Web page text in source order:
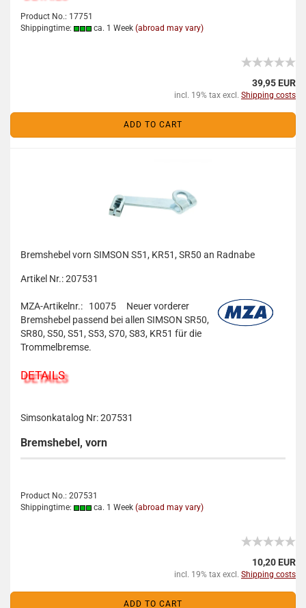
Product No.: 17751
Shippingtime:
ca. 1 Week (abroad may vary)
39,95 EUR
incl. 19% tax excl. Shipping costs
ADD TO CART
Bremshebel vorn SIMSON S51, KR51, SR50 an Radnabe
Artikel Nr.: 207531
MZA-Artikelnr.: 10075
Neuer vorderer
Bremshebel passend bei allen SIMSON SR50,
SR80, S50, S51, S53, S70, S83, KR51 für die
Trommelbremse.
DETAILS
Simsonkatalog Nr: 207531
Bremshebel, vorn
Product No.: 207531
Shippingtime:
ca. 1 Week (abroad may vary)
10,20 EUR
incl. 19% tax excl. Shipping costs
ADD TO CART